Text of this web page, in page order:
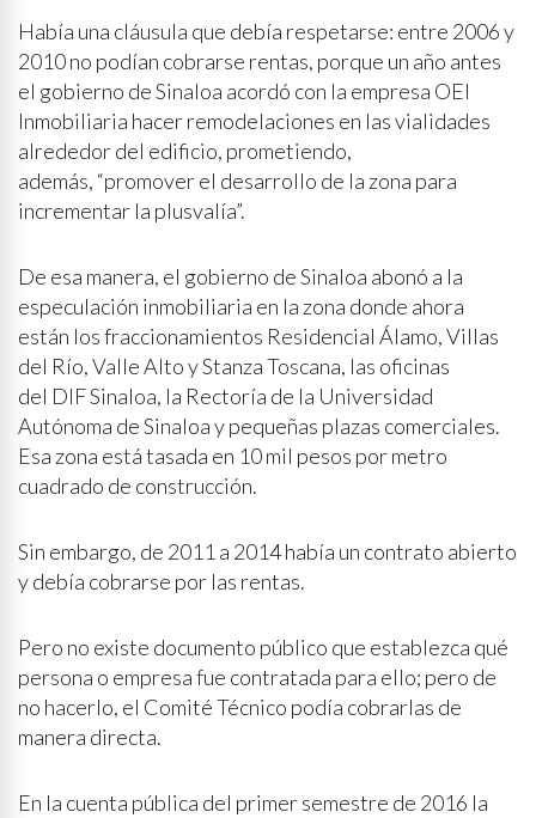
Había una cláusula que debía respetarse: entre 2006 y
2010 no podían cobrarse rentas, porque un año antes
el gobierno de Sinaloa acordó con la empresa OEI
Inmobiliaria hacer remodelaciones en las vialidades
alrededor del edificio, prometiendo,
además, “promover el desarrollo de la zona para
incrementar la plusvalía”.
De esa manera, el gobierno de Sinaloa abonó a la
especulación inmobiliaria en la zona donde ahora
están los fraccionamientos Residencial Álamo, Villas
del Río, Valle Alto y Stanza Toscana, las oficinas
del DIF Sinaloa, la Rectoría de la Universidad
Autónoma de Sinaloa y pequeñas plazas comerciales.
Esa zona está tasada en 10 mil pesos por metro
cuadrado de construcción.
Sin embargo, de 2011 a 2014 había un contrato abierto
y debía cobrarse por las rentas.
Pero no existe documento público que establezca qué
persona o empresa fue contratada para ello; pero de
no hacerlo, el Comité Técnico podía cobrarlas de
manera directa.
En la cuenta pública del primer semestre de 2016 la